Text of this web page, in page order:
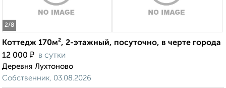
2/8
Коттедж 170м², 2-этажный, посуточно, в черте города
12 000 ₽ в сутки
Деревня Лухтоново
Собственник, 03.08.2026